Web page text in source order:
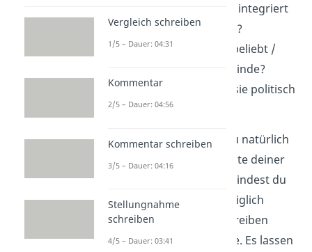
einer Gemeinschaft integriert
(Verein, Religion, …)?
Beliebtheit
: Ist sie beliebt /
unbeliebt, hat sie Feinde?
Vereinigungen
: Ist sie politisch
oder sozial aktiv?
Achtung: Auch wenn du natürlich
auf verschiedene Aspekte deiner
Figur eingehen musst, findest du
in dieser Sammlung lediglich
Vorschläge
für das Schreiben
deiner Rollenbiographie. Es lassen
Vergleich schreiben
1/5 – Dauer: 04:31
Kommentar
2/5 – Dauer: 04:56
Kommentar schreiben
3/5 – Dauer: 04:16
Stellungnahme
schreiben
4/5 – Dauer: 03:41